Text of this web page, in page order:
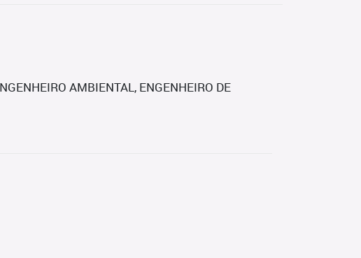
AMBIENTAL, ENGENHEIRO DE